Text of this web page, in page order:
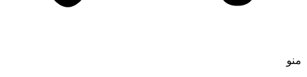
منو